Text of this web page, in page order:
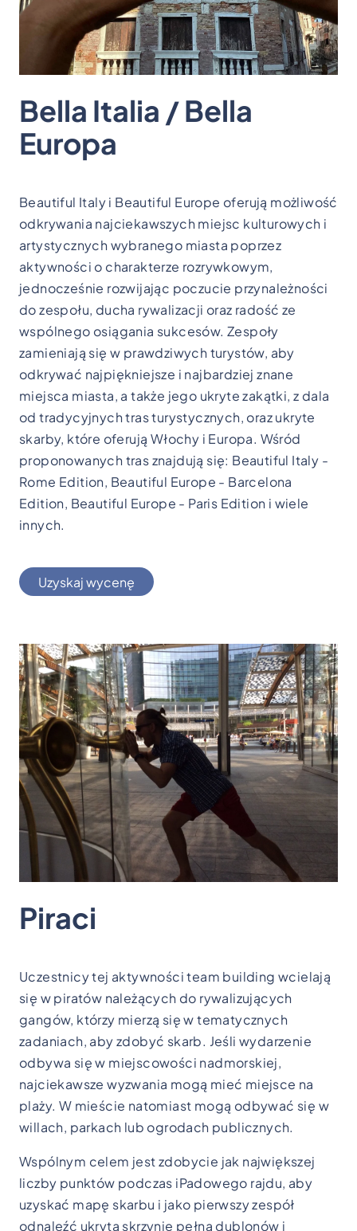
Bella Italia / Bella
Europa
Beautiful Italy i Beautiful Europe oferują możliwość
odkrywania najciekawszych miejsc kulturowych i
artystycznych wybranego miasta poprzez
aktywności o charakterze rozrywkowym,
jednocześnie rozwijając poczucie przynależności
do zespołu, ducha rywalizacji oraz radość ze
wspólnego osiągania sukcesów. Zespoły
zamieniają się w prawdziwych turystów, aby
odkrywać najpiękniejsze i najbardziej znane
miejsca miasta, a także jego ukryte zakątki, z dala
od tradycyjnych tras turystycznych, oraz ukryte
skarby, które oferują Włochy i Europa. Wśród
proponowanych tras znajdują się: Beautiful Italy -
Rome Edition, Beautiful Europe - Barcelona
Edition, Beautiful Europe - Paris Edition i wiele
innych.
Uzyskaj wycenę
Piraci
Uczestnicy tej aktywności team building wcielają
się w piratów należących do rywalizujących
gangów, którzy mierzą się w tematycznych
zadaniach, aby zdobyć skarb. Jeśli wydarzenie
odbywa się w miejscowości nadmorskiej,
najciekawsze wyzwania mogą mieć miejsce na
plaży. W mieście natomiast mogą odbywać się w
willach, parkach lub ogrodach publicznych.
Wspólnym celem jest zdobycie jak największej
liczby punktów podczas iPadowego rajdu, aby
uzyskać mapę skarbu i jako pierwszy zespół
odnaleźć ukrytą skrzynię pełną dublonów i